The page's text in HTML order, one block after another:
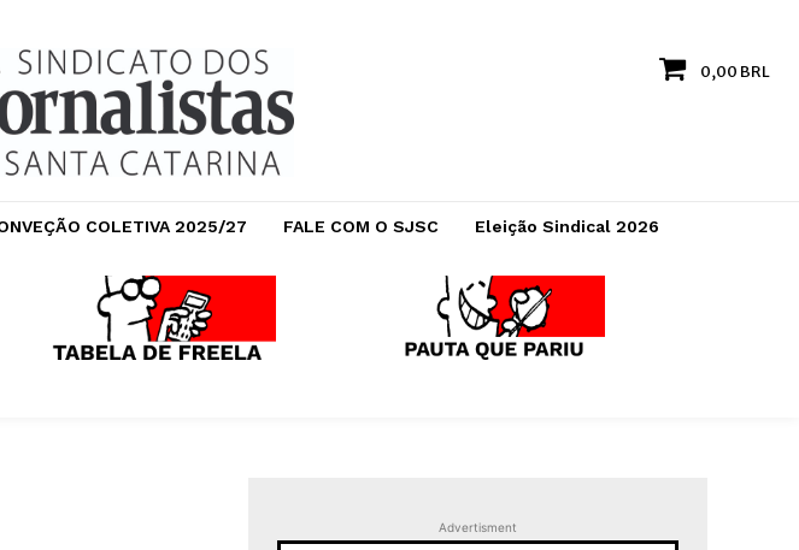
0,00 BRL
COLETIVA 2025/27 FALE COM O SJSC Eleição Sindical 2026
Advertisment